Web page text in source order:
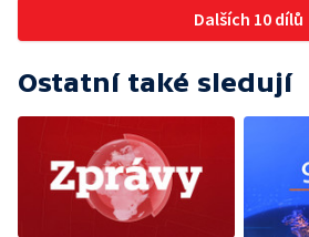
Dalších 10 dílů
Ostatní také sledují